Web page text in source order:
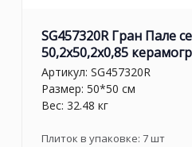
SG457320R Гран Пале
50,2x50,2x0,85
Артикул: SG457320R
Размер: 50*50 см
Вес: 32.48 кг
Плиток в упаковке: 7шт